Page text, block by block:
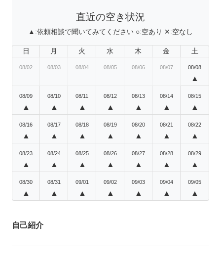
直近の空き状況
▲:依頼相談で聞いてみてください ○:空あり ✕:空なし
日 月 火 水 木 金 土
08/02 08/03 08/04 08/05 08/06 08/07 08/08
▲
08/09
▲
08/10
▲
08/11
▲
08/12
▲
08/13
▲
08/14
▲
08/15
▲
08/16
▲
08/17
▲
08/18
▲
08/19
▲
08/20
▲
08/21
▲
08/22
▲
08/23
▲
08/24
▲
08/25
▲
08/26
▲
08/27
▲
08/28
▲
08/29
▲
08/30
▲
08/31
▲
09/01
▲
09/02
▲
09/03
▲
09/04
▲
09/05
▲
自己紹介